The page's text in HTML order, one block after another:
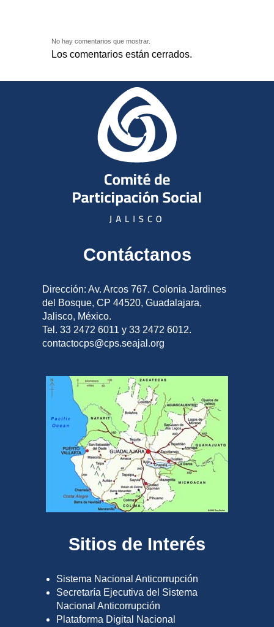
No hay comentarios que mostrar.
Los comentarios están cerrados.
Contáctanos
Dirección: Av. Arcos 767. Colonia Jardines
del Bosque, CP 44520, Guadalajara,
Jalisco, México.
Tel. 33 2472 6011 y 33 2472 6012.
contactocps@cps.seajal.org
Sitios de Interés
Sistema Nacional Anticorrupción
Secretaría Ejecutiva del Sistema
Nacional Anticorrupción
Plataforma Digital Nacional